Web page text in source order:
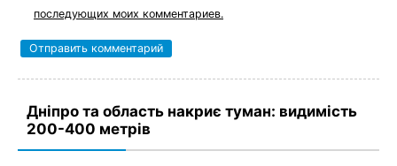
последующих моих комментариев.
Дніпро та область накриє туман: видимість
200-400 метрів